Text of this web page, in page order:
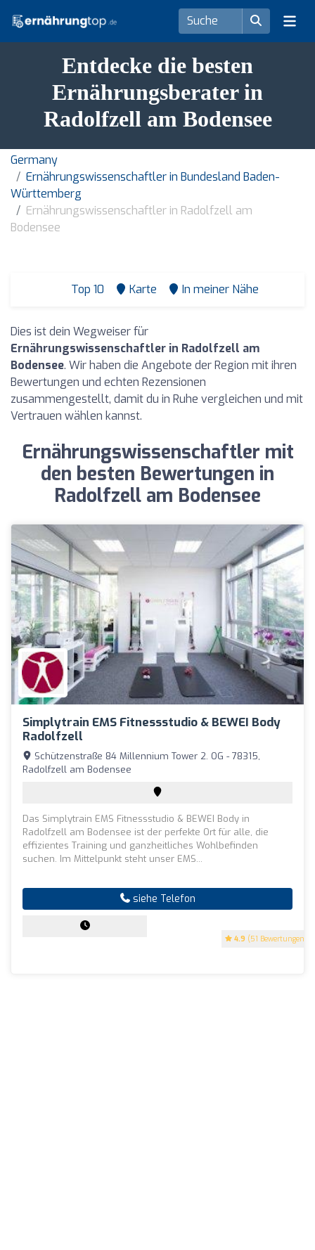
Entdecke die besten
Ernährungsberater in
Radolfzell am Bodensee
Germany
Ernährungswissenschaftler in Bundesland Baden-
Württemberg
Ernährungswissenschaftler in Radolfzell am
Bodensee
Top 10 Karte In meiner Nähe
Dies ist dein Wegweiser für
Ernährungswissenschaftler in Radolfzell am
Bodensee. Wir haben die Angebote der Region mit ihren
Bewertungen und echten Rezensionen
zusammengestellt, damit du in Ruhe vergleichen und mit
Vertrauen wählen kannst.
Ernährungswissenschaftler mit
den besten Bewertungen in
Radolfzell am Bodensee
Simplytrain EMS Fitnessstudio & BEWEI Body
Radolfzell
4.9 (51 Bewertungen)
Schützenstraße 84 Millennium Tower 2. OG - 78315,
Radolfzell am Bodensee
Das Simplytrain EMS Fitnessstudio & BEWEI Body in
Radolfzell am Bodensee ist der perfekte Ort für alle, die
effizientes Training und ganzheitliches Wohlbefinden
suchen. Im Mittelpunkt steht unser EMS...
siehe Telefon